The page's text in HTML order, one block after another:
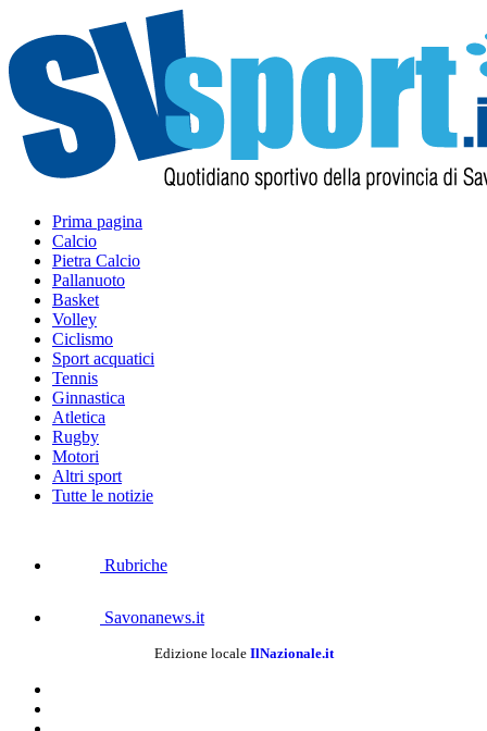
Prima pagina
Calcio
Pietra Calcio
Pallanuoto
Basket
Volley
Ciclismo
Sport acquatici
Tennis
Ginnastica
Atletica
Rugby
Motori
Altri sport
Tutte le notizie
Rubriche
Savonanews.it
Edizione locale IlNazionale.it